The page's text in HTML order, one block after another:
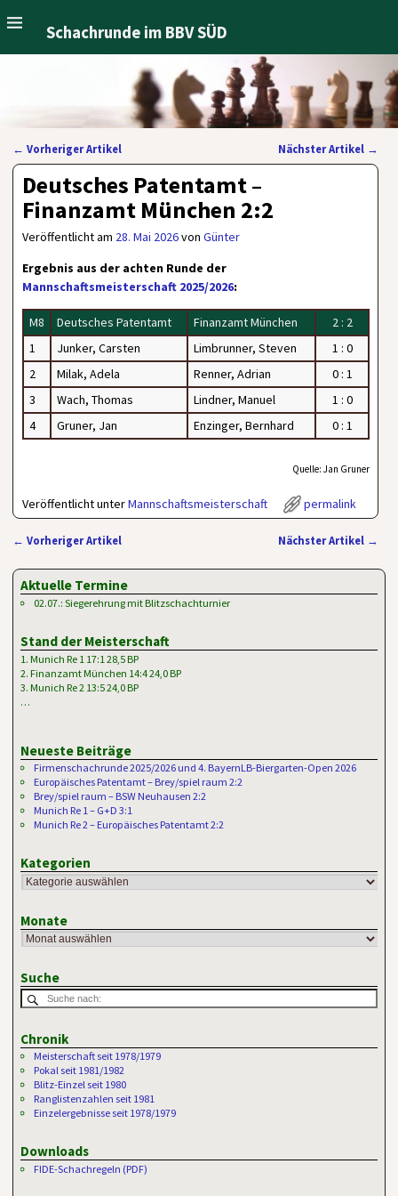
Schachrunde im BBV SÜD
Artikelnavigation
← Vorheriger Artikel Nächster Artikel →
Deutsches Patentamt –
Finanzamt München 2:2
Veröffentlicht am 28. Mai 2026vonGünter
Ergebnis aus der achten Runde der
Mannschaftsmeisterschaft 2025/2026:
M8 Deutsches Patentamt Finanzamt München
2 : 2
1
Junker, Carsten Limbrunner, Steven
1 : 0
2
Milak, Adela Renner, Adrian
0 : 1
3
Wach, Thomas Lindner, Manuel
1 : 0
4
Gruner, Jan Enzinger, Bernhard 0 : 1
Quelle: Jan Gruner
Veröffentlicht unterMannschaftsmeisterschaft permalink
← Vorheriger Artikel Nächster Artikel →
Aktuelle Termine
02.07.: Siegerehrung mit Blitzschachturnier
Stand der Meisterschaft
1. Munich Re 1 17:1 28,5 BP
2. Finanzamt München 14:4 24,0 BP
3. Munich Re 2 13:5 24,0 BP
…
Neueste Beiträge
Firmenschachrunde 2025/2026 und 4. BayernLB-Biergarten-Open 2026
Europäisches Patentamt – Brey/spiel raum 2:2
Brey/spiel raum – BSW Neuhausen 2:2
Munich Re 1 – G+D 3:1
Munich Re 2 – Europäisches Patentamt 2:2
Kategorien
Monate
Suche
Chronik
Meisterschaft seit 1978/1979
Pokal seit 1981/1982
Blitz-Einzel seit 1980
Ranglistenzahlen seit 1981
Einzelergebnisse seit 1978/1979
Downloads
FIDE-Schachregeln (PDF)